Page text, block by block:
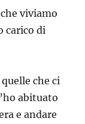
viviamo
carico di
che ci
abituato
e andare